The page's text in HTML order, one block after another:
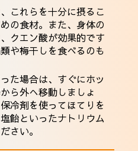
これらを十分に摂るこ
の食材。また、身体の
クエン酸が効果的です
や梅干しを食べるのも
た場合は、すぐにホッ
ら外へ移動しましょ
冷剤を使ってほてりを
飴といったナトリウム
さい。